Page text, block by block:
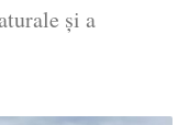
și a